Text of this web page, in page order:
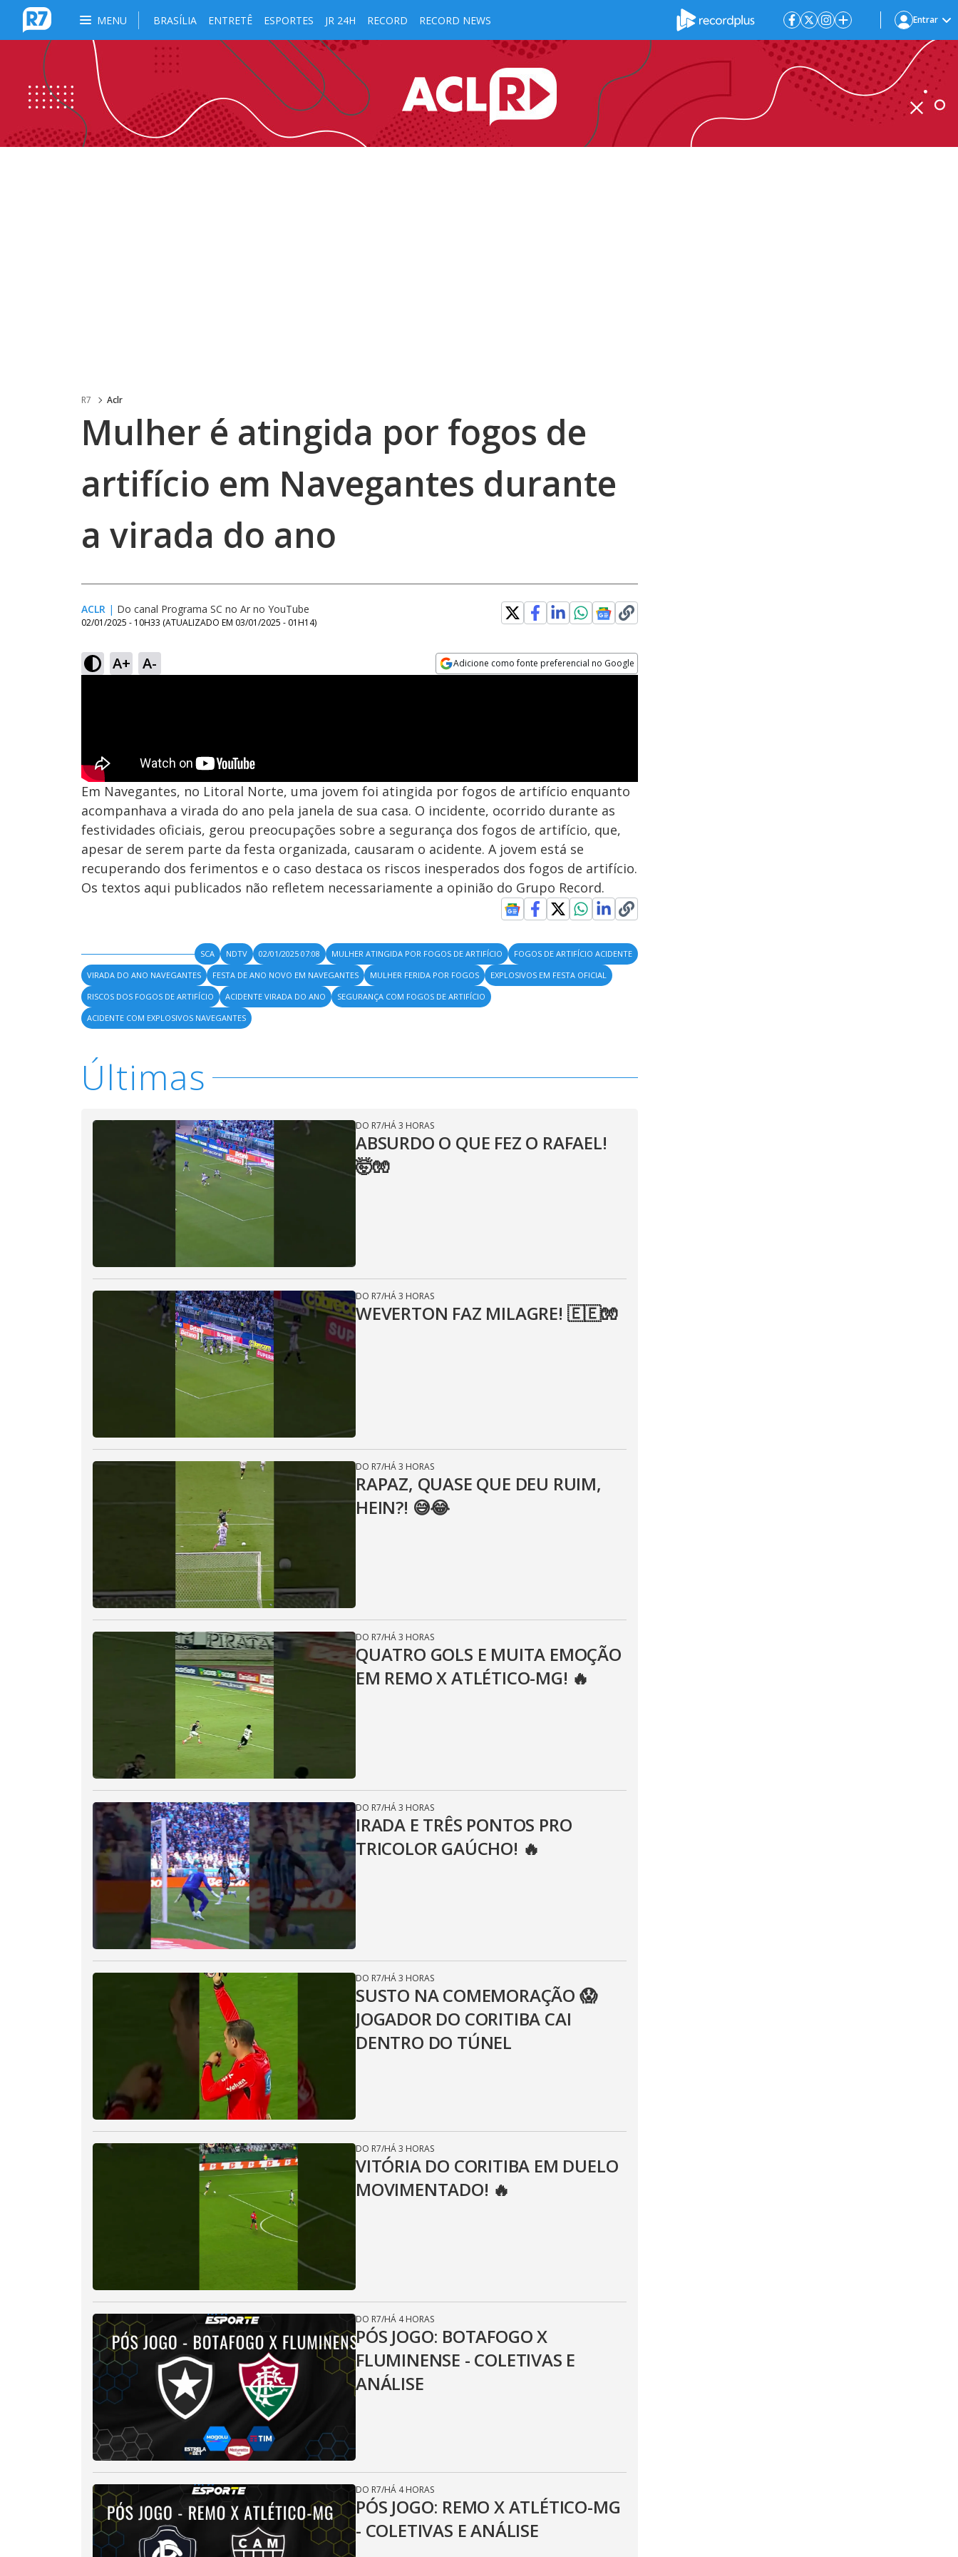
MENU BRASÍLIA ENTRETÊ ESPORTES JR 24H RECORD RECORD NEWS Entrar
R7 Aclr
Mulher é atingida por fogos de
artifício em Navegantes durante
a virada do ano
ACLR | Do canal Programa SC no Ar no YouTube
02/01/2025 - 10H33 (ATUALIZADO EM 03/01/2025 - 01H14)
A+ A- Adicione como fonte preferencial no Google
Em Navegantes, no Litoral Norte, uma jovem foi atingida por fogos de artifício enquanto
acompanhava a virada do ano pela janela de sua casa. O incidente, ocorrido durante as
festividades oficiais, gerou preocupações sobre a segurança dos fogos de artifício, que,
apesar de serem parte da festa organizada, causaram o acidente. A jovem está se
recuperando dos ferimentos e o caso destaca os riscos inesperados dos fogos de artifício.
Os textos aqui publicados não refletem necessariamente a opinião do Grupo Record.
SCA NDTV 02/01/2025 07:08 MULHER ATINGIDA POR FOGOS DE ARTIFÍCIO
FOGOS DE ARTIFÍCIO ACIDENTE
VIRADA DO ANO NAVEGANTES
FESTA DE ANO NOVO EM NAVEGANTES MULHER FERIDA POR FOGOS
EXPLOSIVOS EM FESTA OFICIAL
RISCOS DOS FOGOS DE ARTIFÍCIO
ACIDENTE VIRADA DO ANO
SEGURANÇA COM FOGOS DE ARTIFÍCIO
ACIDENTE COM EXPLOSIVOS NAVEGANTES
Últimas
DO R7/HÁ 3 HORAS
ABSURDO O QUE FEZ O RAFAEL!
🤯🧤
DO R7/HÁ 3 HORAS
WEVERTON FAZ MILAGRE! 🇪🇪🧤
DO R7/HÁ 3 HORAS
RAPAZ, QUASE QUE DEU RUIM,
HEIN?! 😅😂⁣
DO R7/HÁ 3 HORAS
QUATRO GOLS E MUITA EMOÇÃO
EM REMO X ATLÉTICO-MG! 🔥
DO R7/HÁ 3 HORAS
IRADA E TRÊS PONTOS PRO
TRICOLOR GAÚCHO! 🔥
DO R7/HÁ 3 HORAS
SUSTO NA COMEMORAÇÃO 😱
JOGADOR DO CORITIBA CAI
DENTRO DO TÚNEL
DO R7/HÁ 3 HORAS
VITÓRIA DO CORITIBA EM DUELO
MOVIMENTADO! 🔥
DO R7/HÁ 4 HORAS
PÓS JOGO: BOTAFOGO X
FLUMINENSE - COLETIVAS E
ANÁLISE
DO R7/HÁ 4 HORAS
PÓS JOGO: REMO X ATLÉTICO-MG
- COLETIVAS E ANÁLISE